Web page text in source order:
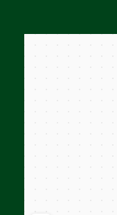
Яндекс Карталар —